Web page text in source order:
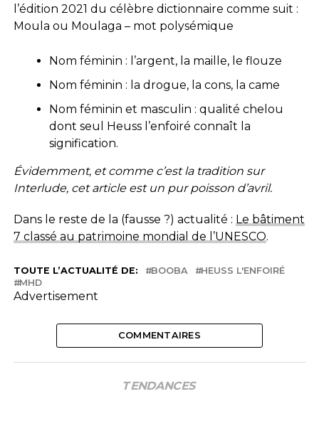
l’édition 2021 du célèbre dictionnaire comme suit :
Moula ou Moulaga – mot polysémique
Nom féminin : l’argent, la maille, le flouze
Nom féminin : la drogue, la cons, la came
Nom féminin et masculin : qualité chelou
dont seul Heuss l’enfoiré connaît la
signification.
Évidemment, et comme c’est la tradition sur
Interlude, cet article est un pur poisson d’avril.
Dans le reste de la (fausse ?) actualité : Le bâtiment
7 classé au patrimoine mondial de l’UNESCO.
TOUTE L’ACTUALITÉ DE: BOOBA
HEUSS L'ENFOIRÉ
MHD
Advertisement
COMMENTAIRES
TENDANCES